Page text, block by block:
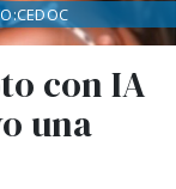
con IA
una